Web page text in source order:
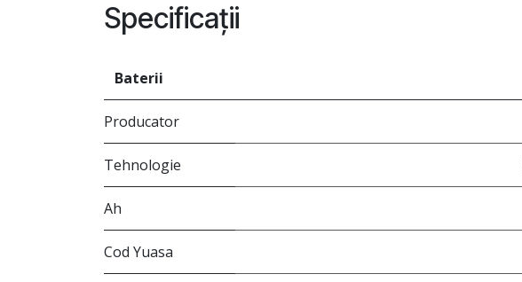
Specificații
Baterii
Producator
Tehnologie
Ah
Cod Yuasa